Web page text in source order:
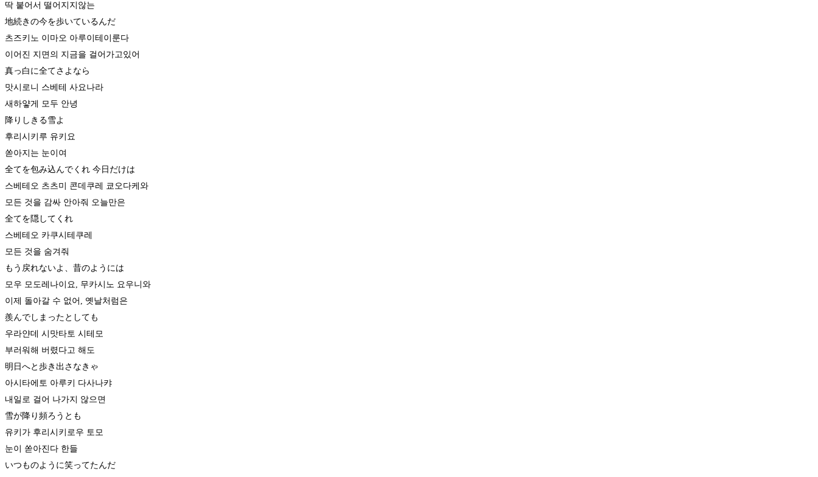
딱 붙어서 떨어지지않는
地続きの今を歩いているんだ
츠즈키노 이마오 아루이테이룬다
이어진 지면의 지금을 걸어가고있어
真っ白に全てさよなら
맛시로니 스베테 사요나라
새하얗게 모두 안녕
​降りしきる雪よ
후리시키루 유키요
쏟아지는 눈이여
全てを包み込んでくれ 今日だけは
스베테오 츠츠미 콘데쿠레 쿄오다케와
모든 것을 감싸 안아줘 오늘만은
全てを隠してくれ
스베테오 카쿠시테쿠레
모든 것을 숨겨줘
もう戻れないよ、昔のようには
모우 모도레나이요, 무카시노 요우니와
이제 돌아갈 수 없어, 옛날처럼은
羨んでしまったとしても
우라얀데 시맛타토 시테모
부러워해 버렸다고 해도
明日へと歩き出さなきゃ
아시타에토 아루키 다사나캬
내일로 걸어 나가지 않으면
​雪が降り頻ろうとも
유키가 후리시키로우 토모
눈이 쏟아진다 한들
いつものように笑ってたんだ